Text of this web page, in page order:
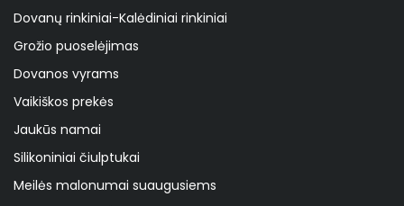
Dovanų rinkiniai-Kalėdiniai rinkiniai
Grožio puoselėjimas
Dovanos vyrams
Vaikiškos prekės
Jaukūs namai
Silikoniniai čiulptukai
Meilės malonumai suaugusiems